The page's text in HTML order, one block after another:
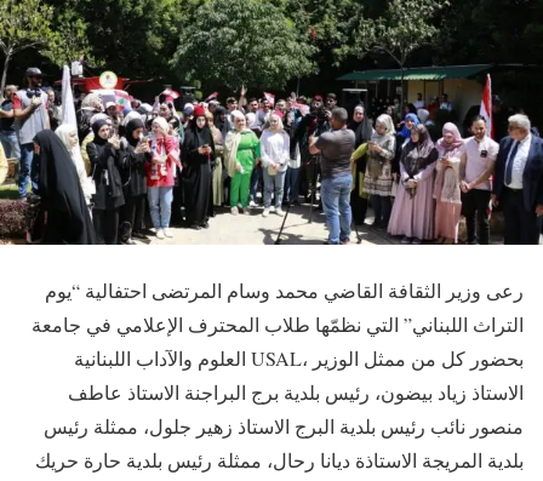
رعى وزير الثقافة القاضي محمد وسام المرتضى احتفالية “يوم
التراث اللبناني” التي نظمّها طلاب المحترف الإعلامي في جامعة
العلوم والآداب اللبنانية USAL، بحضور كل من ممثل الوزير
الاستاذ زياد بيضون، رئيس بلدية برج البراجنة الاستاذ عاطف
منصور نائب رئيس بلدية البرج الاستاذ زهير جلول، ممثلة رئيس
بلدية المريجة الاستاذة ديانا رحال، ممثلة رئيس بلدية حارة حريك